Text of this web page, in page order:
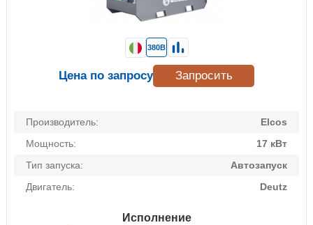
Производитель:
Elcos
Мощность:
17 кВт
Тип запуска:
Автозапуск
Двигатель:
Deutz
Исполнение
380В
Цена по запросу Запросить